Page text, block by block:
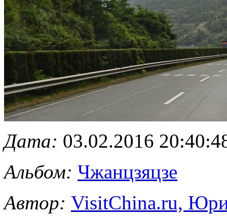
Дата: 03.02.2016
Альбом: Чжанцзяцзе
Автор: VisitChina.ru,